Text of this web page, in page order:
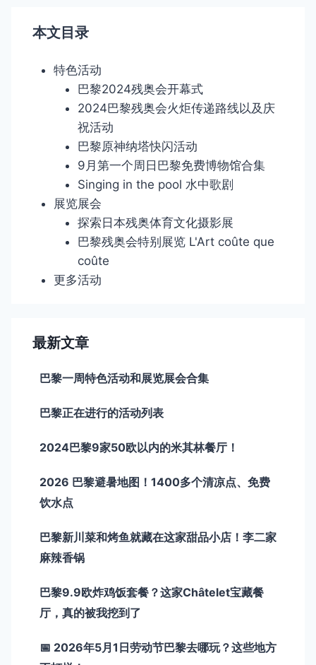
本文目录
特色活动
巴黎2024残奥会开幕式
2024巴黎残奥会火炬传递路线以及庆
祝活动
巴黎原神纳塔快闪活动
9月第一个周日巴黎免费博物馆合集
Singing in the pool 水中歌剧
展览展会
探索日本残奥体育文化摄影展
巴黎残奥会特别展览 L'Art coûte que
coûte
更多活动
最新文章
巴黎一周特色活动和展览展会合集
巴黎正在进行的活动列表
2024巴黎9家50欧以内的米其林餐厅！
2026 巴黎避暑地图！1400多个清凉点、免费
饮水点
巴黎新川菜和烤鱼就藏在这家甜品小店！李二家
麻辣香锅
巴黎9.9欧炸鸡饭套餐？这家Châtelet宝藏餐
厅，真的被我挖到了
📅 2026年5月1日劳动节巴黎去哪玩？这些地方